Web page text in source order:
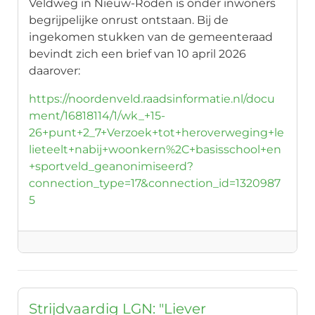
Veldweg in Nieuw-Roden is onder inwoners
begrijpelijke onrust ontstaan. Bij de
ingekomen stukken van de gemeenteraad
bevindt zich een brief van 10 april 2026
daarover:
https://noordenveld.raadsinformatie.nl/docu
ment/16818114/1/wk_+15-
26+punt+2_7+Verzoek+tot+heroverweging+le
lieteelt+nabij+woonkern%2C+basisschool+en
+sportveld_geanonimiseerd?
connection_type=17&connection_id=1320987
5
Strijdvaardig LGN: "Liever